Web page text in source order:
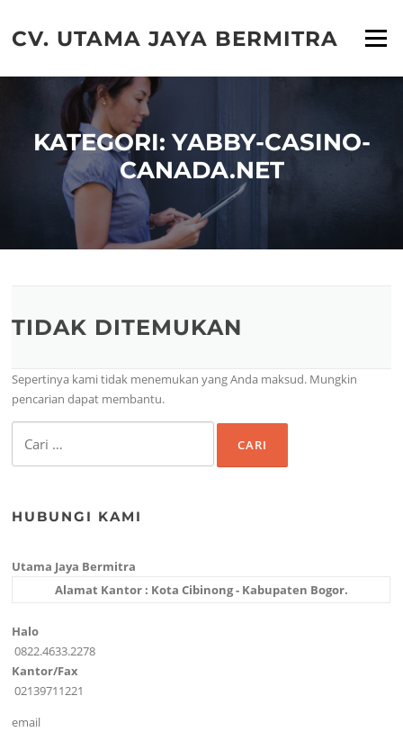
konten
CV. UTAMA JAYA BERMITRA Menu
KATEGORI: YABBY-CASINO-
CANADA.NET
TIDAK DITEMUKAN
Sepertinya kami tidak menemukan yang Anda maksud. Mungkin
pencarian dapat membantu.
untuk:
HUBUNGI KAMI
Utama Jaya Bermitra
Alamat Kantor : Kota Cibinong - Kabupaten Bogor.
Halo
0822.4633.2278
Kantor/Fax
02139711221
email